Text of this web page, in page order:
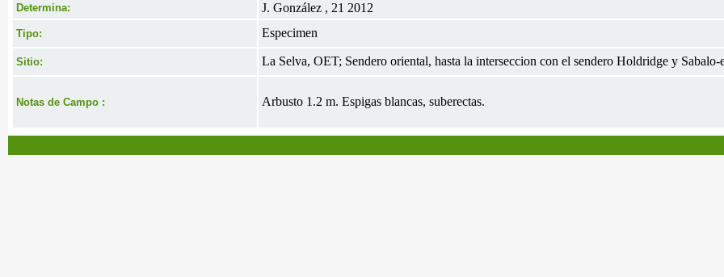
Determina: J. González , 21 2012
Tipo: Especimen
Sitio: La Selva, OET; Sendero oriental, hasta la interseccion con el sendero Holdridge y Sabalo-
Notas de Campo : Arbusto 1.2 m. Espigas blancas, suberectas.